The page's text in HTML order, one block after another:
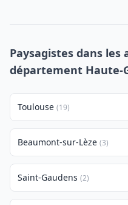
Paysagistes dans les
département Haute-
Toulouse (19)
Beaumont-sur-Lèze (3)
Saint-Gaudens (2)